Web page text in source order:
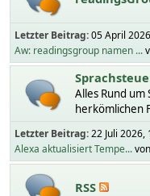
Letzter Beitrag:05 April
Aw: readingsgroup namen ...
Alles Rund
herkömlichen
Letzter Beitrag:22 Juli 2026,
Alexa aktualisiert Tempe...von
RSS